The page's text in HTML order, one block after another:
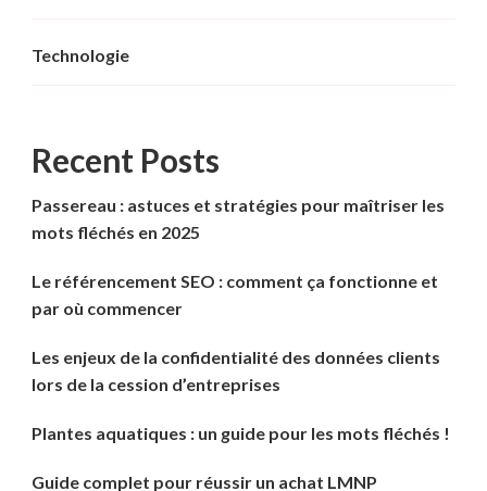
Technologie
Recent Posts
Passereau : astuces et stratégies pour maîtriser les
mots fléchés en 2025
Le référencement SEO : comment ça fonctionne et
par où commencer
Les enjeux de la confidentialité des données clients
lors de la cession d’entreprises
Plantes aquatiques : un guide pour les mots fléchés !
Guide complet pour réussir un achat LMNP